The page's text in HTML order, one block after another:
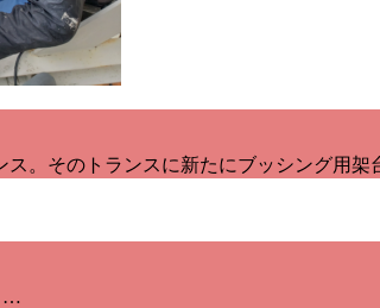
ス。そのトランスに新たにブッシング用
…